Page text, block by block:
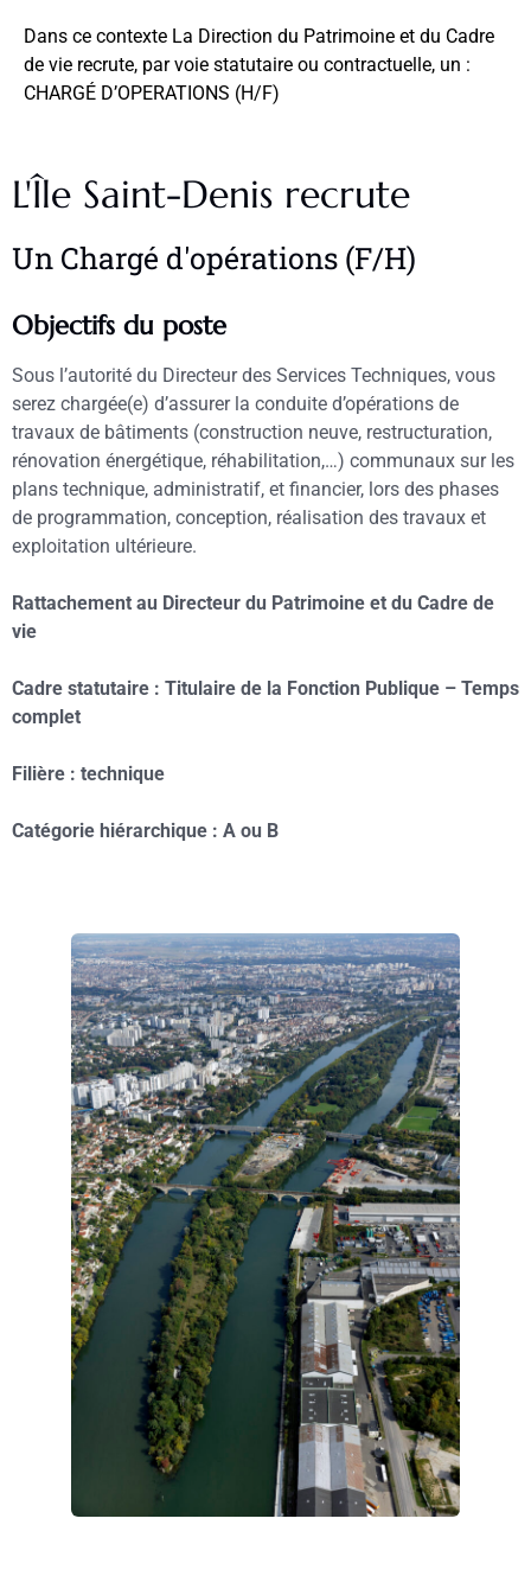
Dans ce contexte La Direction du Patrimoine et du Cadre
de vie recrute, par voie statutaire ou contractuelle, un :
CHARGÉ D’OPERATIONS (H/F)
L'Île Saint-Denis recrute
Un Chargé d'opérations (F/H)
Objectifs du poste
Sous l’autorité du Directeur des Services Techniques, vous
serez chargée(e) d’assurer la conduite d’opérations de
travaux de bâtiments (construction neuve, restructuration,
rénovation énergétique, réhabilitation,…) communaux sur les
plans technique, administratif, et financier, lors des phases
de programmation, conception, réalisation des travaux et
exploitation ultérieure.
Rattachement au Directeur du Patrimoine et du Cadre de
vie
Cadre statutaire : Titulaire de la Fonction Publique – Temps
complet
Filière : technique
Catégorie hiérarchique : A ou B